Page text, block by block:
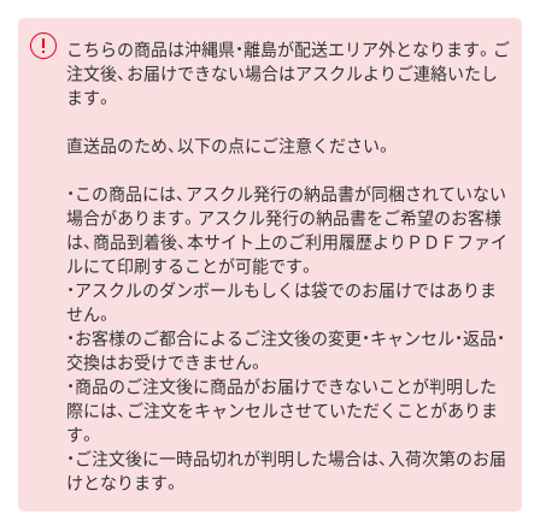
こちらの商品は沖縄県・離島が配送エリア外となります。ご
注文後、お届けできない場合はアスクルよりご連絡いたし
ます。
直送品のため、以下の点にご注意ください。
・この商品には、アスクル発行の納品書が同梱されていない
場合があります。アスクル発行の納品書をご希望のお客様
は、商品到着後、本サイト上のご利用履歴よりＰＤＦファイ
ルにて印刷することが可能です。
・アスクルのダンボールもしくは袋でのお届けではありま
せん。
・お客様のご都合によるご注文後の変更・キャンセル・返品・
交換はお受けできません。
・商品のご注文後に商品がお届けできないことが判明した
際には、ご注文をキャンセルさせていただくことがありま
す。
・ご注文後に一時品切れが判明した場合は、入荷次第のお届
けとなります。